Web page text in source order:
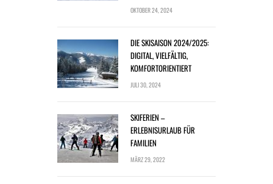
OKTOBER 24, 2024
DIE SKISAISON 2024/2025:
DIGITAL, VIELFÄLTIG,
KOMFORTORIENTIERT
JULI 30, 2024
SKIFERIEN –
ERLEBNISURLAUB FÜR
FAMILIEN
MÄRZ 29, 2022